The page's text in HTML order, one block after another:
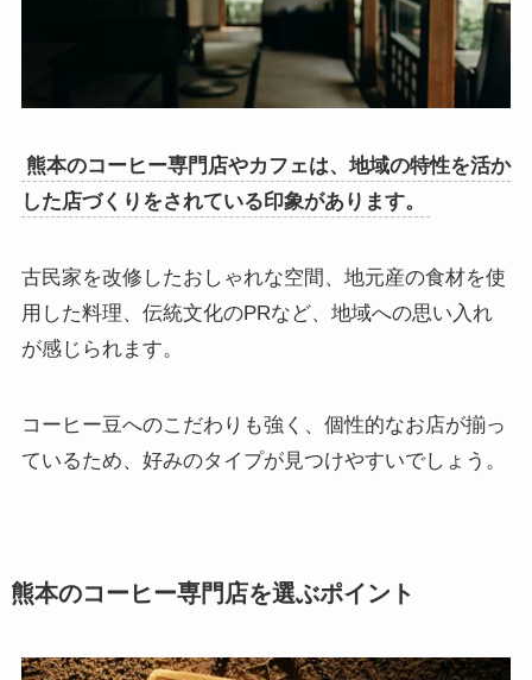
熊本のコーヒー専門店やカフェは、地域の特性を活か
した店づくりをされている印象があります。
古民家を改修したおしゃれな空間、地元産の食材を使
用した料理、伝統文化のPRなど、地域への思い入れ
が感じられます。
コーヒー豆へのこだわりも強く、個性的なお店が揃っ
ているため、好みのタイプが見つけやすいでしょう。
熊本のコーヒー専門店を選ぶポイント